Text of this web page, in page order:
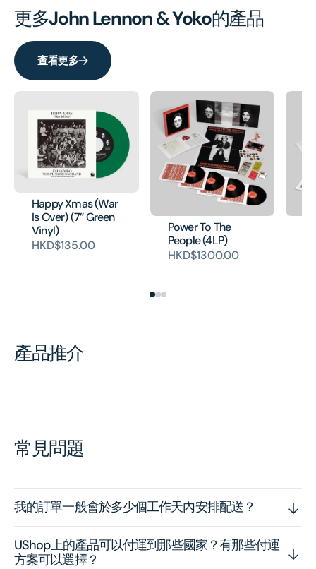
更多John Lennon & Yoko的產品
查看更多
Happy Xmas (War
Is Over) (7” Green
Vinyl)
HKD$135.00
Power To The
People (4LP)
HKD$1300.00
產品推介
常見問題
我的訂單一般會於多少個工作天內安排配送？
UShop上的產品可以付運到那些國家？有那些付運
方案可以選擇？